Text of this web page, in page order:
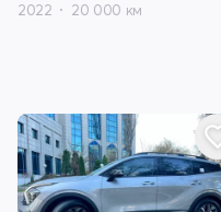
2022 20 000 км